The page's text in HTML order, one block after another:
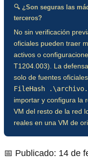
🔍 ¿Son seguras las
terceros?
No sin verificación
oficiales pueden traer
activos o
T1204.003). La
solo de fuentes
FileHash
importar y configura la
VM del resto de la red
reales en una VM de
📅 Publicado: 14 de